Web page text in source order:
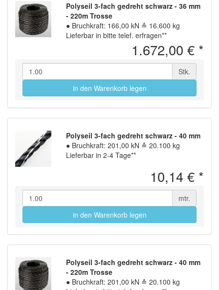
Polyseil 3-fach gedreht schwarz - 36 mm
- 220m Trosse
● Bruchkraft: 166,00 kN ≙ 16.600 kg
Lieferbar in bitte telef. erfragen**
1.672,00 € *
Stk.
in den Warenkorb legen
Polyseil 3-fach gedreht schwarz - 40 mm
● Bruchkraft: 201,00 kN ≙ 20.100 kg
Lieferbar in 2-4 Tage**
10,14 € *
mtr.
in den Warenkorb legen
Polyseil 3-fach gedreht schwarz - 40 mm
- 220m Trosse
● Bruchkraft: 201,00 kN ≙ 20.100 kg